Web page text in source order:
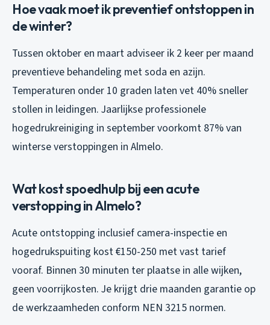
Hoe vaak moet ik preventief ontstoppen in
de winter?
Tussen oktober en maart adviseer ik 2 keer per maand
preventieve behandeling met soda en azijn.
Temperaturen onder 10 graden laten vet 40% sneller
stollen in leidingen. Jaarlijkse professionele
hogedrukreiniging in september voorkomt 87% van
winterse verstoppingen in Almelo.
Wat kost spoedhulp bij een acute
verstopping in Almelo?
Acute ontstopping inclusief camera-inspectie en
hogedrukspuiting kost €150-250 met vast tarief
vooraf. Binnen 30 minuten ter plaatse in alle wijken,
geen voorrijkosten. Je krijgt drie maanden garantie op
de werkzaamheden conform NEN 3215 normen.